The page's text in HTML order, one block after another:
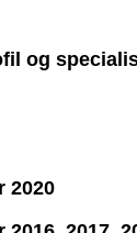
og
2020